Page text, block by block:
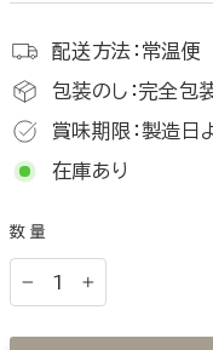
配送方法：常温便
包装のし：完全包
賞味期限：製造日
在庫あり
数量